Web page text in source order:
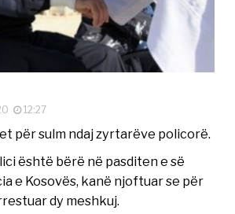
12:27
për sulm ndaj zyrtarëve policorë.
është bërë në pasditen e së
e Kosovës, kanë njoftuar se për
dy meshkuj.